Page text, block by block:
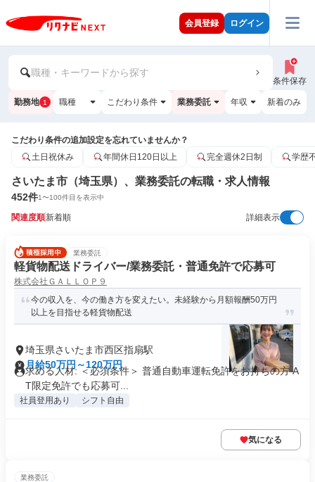
会員登録 ログイン
職種・キーワードから探す
条件保存
勤務地 1 職種 こだわり条件 業務委託 年収 新着のみ
こだわり条件の追加設定を忘れていませんか？
土日祝休み
年間休日120日以上 完全週休2日制 学歴
さいたま市（埼玉県）、業務委託の転職・求人情報
452件1〜100件目を表示中
関連度順新着順 詳細表示
業務委託
軽貨物配送ドライバー/業務委託・普通免許で応募可
株式会社ＧＡＬＬＯＰ９
今の収入を、今の働き方を変えたい。未経験から月額報酬50万円
以上を目指せる軽貨物配送
埼玉県さいたま市西区指扇駅
月給50万円～120万円
求める人材: ＜必須条件＞ 普通自動車運転免許をお持ちの方 A
T限定免許でも応募可...
社員登用あり シフト自由
気になる
業務委託